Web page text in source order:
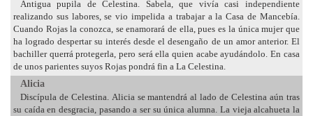
Antigua pupila de Celestina. Sabela, que vivía casi independiente
realizando sus labores, se vio impelida a trabajar a la Casa de Mancebía.
Cuando Rojas la conozca, se enamorará de ella, pues es la única mujer que
ha logrado despertar su interés desde el desengaño de un amor anterior. El
bachiller querrá protegerla, pero será ella quien acabe ayudándolo. En casa
de unos parientes suyos Rojas pondrá fin a La Celestina.
Alicia
Discípula de Celestina. Alicia se mantendrá al lado de Celestina aún tras
su caída en desgracia, pasando a ser su única alumna. La vieja alcahueta la